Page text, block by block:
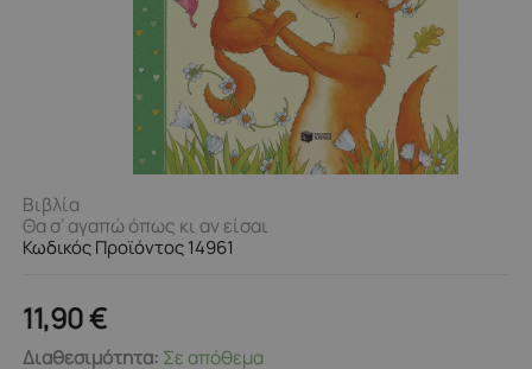
Βιβλία
Θα σ’ αγαπώ όπως κι αν είσαι
Κωδικός Προϊόντος 14961
11,90€
Διαθεσιμότητα: Σε απόθεμα
Θα